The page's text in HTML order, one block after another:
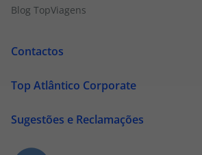
Blog TopViagens
Contactos
Top Atlântico Corporate
Sugestões e Reclamações